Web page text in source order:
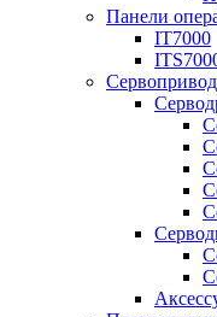
Панели
IT7000
Сервопривод